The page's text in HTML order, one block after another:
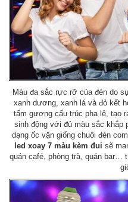
Màu đa sắc rực rỡ của đèn do
xanh dương, xanh lá và đỏ kết
tấm gương cấu trúc pha lê, tạo
sinh động với đủ màu sắc khắp
dạng ốc vặn giống chuôi đèn
led xoay 7 màu kèm đui sẽ
quán café, phòng trà, quán bar…